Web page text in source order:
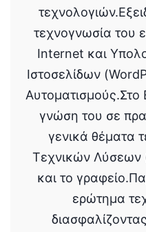
τεχνογνωσία του
Internet και
Ιστοσελίδων
Αυτοματισμούς.Στο
γνώση του σε
γενικά θέματα
Τεχνικών Λύσεων
και το
ερώτημα